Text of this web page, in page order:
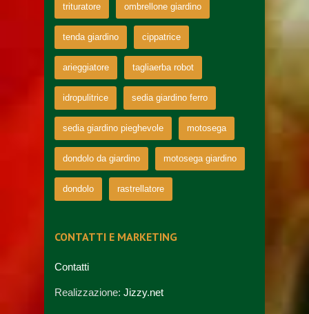
trituratore ombrellone giardino
tenda giardino cippatrice
arieggiatore tagliaerba robot
idropulitrice sedia giardino ferro
sedia giardino pieghevole motosega
dondolo da giardino motosega giardino
dondolo rastrellatore
CONTATTI E MARKETING
Contatti
Realizzazione: Jizzy.net